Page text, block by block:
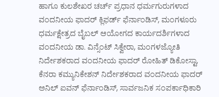
ಹಾಗೂ ಕುಲಶೇಖರ ಚರ್ಚ್ ಪ್ರಧಾನ ಧರ್ಮಗುರುಗಳಾದ
ವಂದನೀಯ ಫಾದರ್ ಕ್ಲಿಫರ್ಡ್ ಫೆರ್ನಾಂಡಿಸ್, ಮಂಗಳೂರು
ಧರ್ಮಕ್ಷೇತ್ರದ ಬೈಬಲ್ ಆಯೋಗದ ಕಾರ್ಯದರ್ಶಿಗಳಾದ
ವಂದನೀಯ ಡಾ. ವಿನ್ಸೆಂಟ್ ಸಿಕ್ವೇರಾ, ಮಂಗಳಜ್ಯೋತಿ
ನಿರ್ದೇಶಕರಾದ ವಂದನೀಯ ಫಾದರ್ ರೋಹಿತ್ ಡಿಕೋಸ್ಟಾ,
ಕೆನರಾ ಕಮ್ಯುನಿಕೇಶನ್ ನಿರ್ದೇಶಕರಾದ ವಂದನೀಯ ಫಾದರ್
ಅನಿಲ್ ಐವನ್ ಫೆರ್ನಾಂಡಿಸ್, ಸಾರ್ವಜನಿಕ ಸಂಪರ್ಕಾಧಿಕಾರಿ